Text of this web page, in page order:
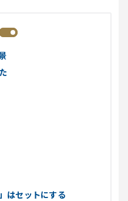
はセットにする